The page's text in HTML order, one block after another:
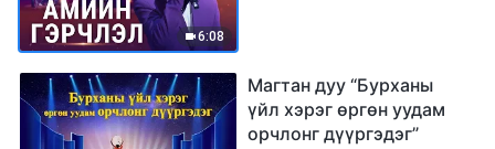
6:08
Магтан дуу “Бурханы
үйл хэрэг өргөн уудам
орчлонг дүүргэдэг”